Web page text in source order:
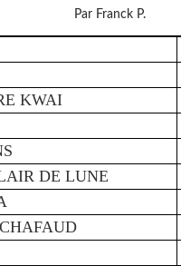
Par Franck P.
KWAI
DE LUNE